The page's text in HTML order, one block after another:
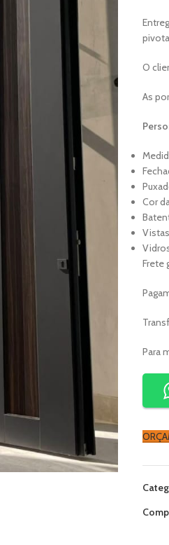
O
As
Cor
Frete
Para